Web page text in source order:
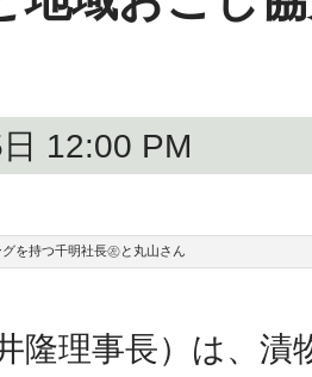
12:00 PM
グを持つ千明社長㊧と丸山さん
隆理事長）は、